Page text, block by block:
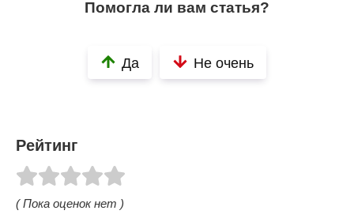
Помогла ли вам статья?
Да Не очень
Рейтинг
( Пока оценок нет )